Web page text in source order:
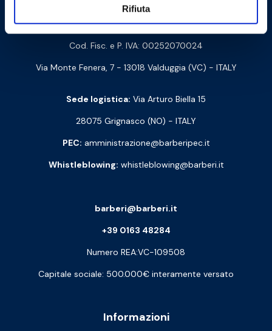
Rifiuta
Barberi Rubinetterie Industriali S.r.l. a socio unico
Cod. Fisc. e P. IVA: 00252070024
Via Monte Fenera, 7 - 13018 Valduggia (VC) - ITALY
Sede logistica: Via Arturo Biella 15
28075 Grignasco (NO) - ITALY
PEC: amministrazione@barberipec.it
Whistleblowing: whistleblowing@barberi.it
Informazioni
barberi@barberi.it
+39 0163 48284
Numero REA:VC-109508
Capitale sociale: 500.000€ interamente versato